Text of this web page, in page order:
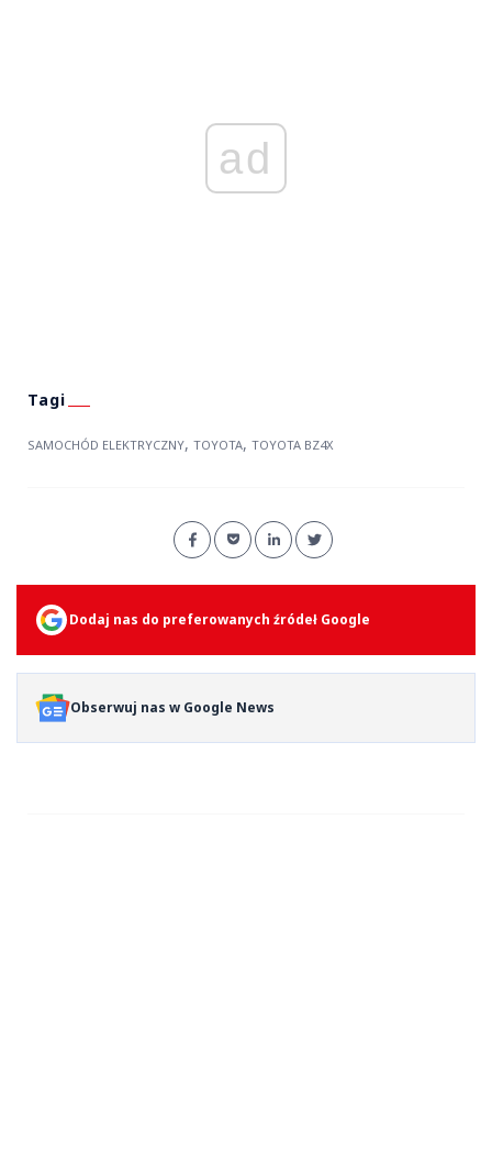
ad
SAMOCHÓD ELEKTRYCZNY, TOYOTA, TOYOTA BZ4X
Dodaj nas do preferowanych źródeł Google
Obserwuj nas w Google News